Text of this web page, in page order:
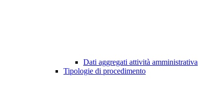
Dati aggregati attività amministrativa
Tipologie di procedimento